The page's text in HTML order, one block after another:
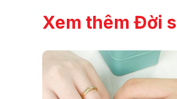
Xem thêm Đời